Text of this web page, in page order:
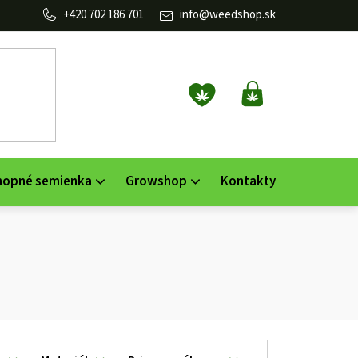
info@weedshop.sk
702 186 701
NÁKUPNÝ
KOŠÍK
semienka Growshop Kontakty